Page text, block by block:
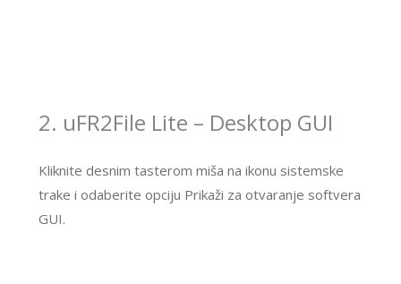
2. uFR2File Lite – Desktop GUI
Kliknite desnim tasterom miša na ikonu sistemske
trake i odaberite opciju Prikaži za otvaranje softvera
GUI.